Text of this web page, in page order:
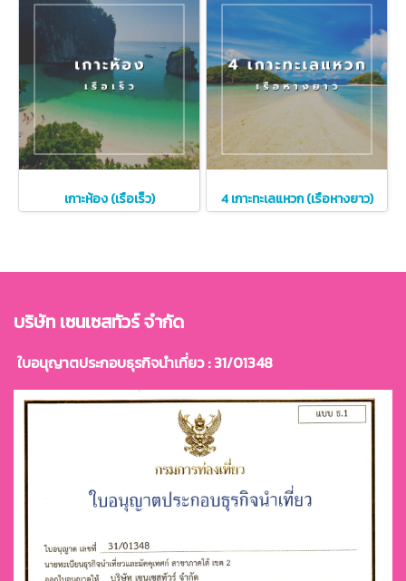
เกาะห้อง (เรือเร็ว) 4 เกาะทะเลแหวก (เรือหางยาว)
บริษัท เซนเซสทัวร์ จำกัด
ใบอนุญาตประกอบธุรกิจนำเที่ยว : 31/01348